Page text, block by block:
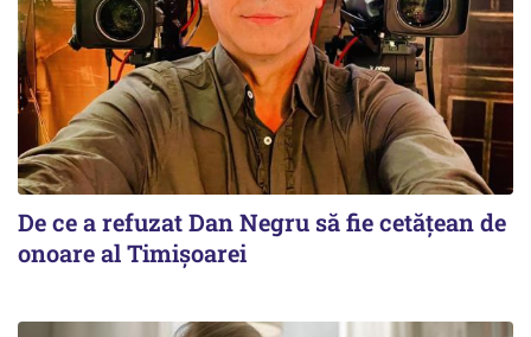
De ce a refuzat Dan Negru să fie cetățean de
onoare al Timișoarei